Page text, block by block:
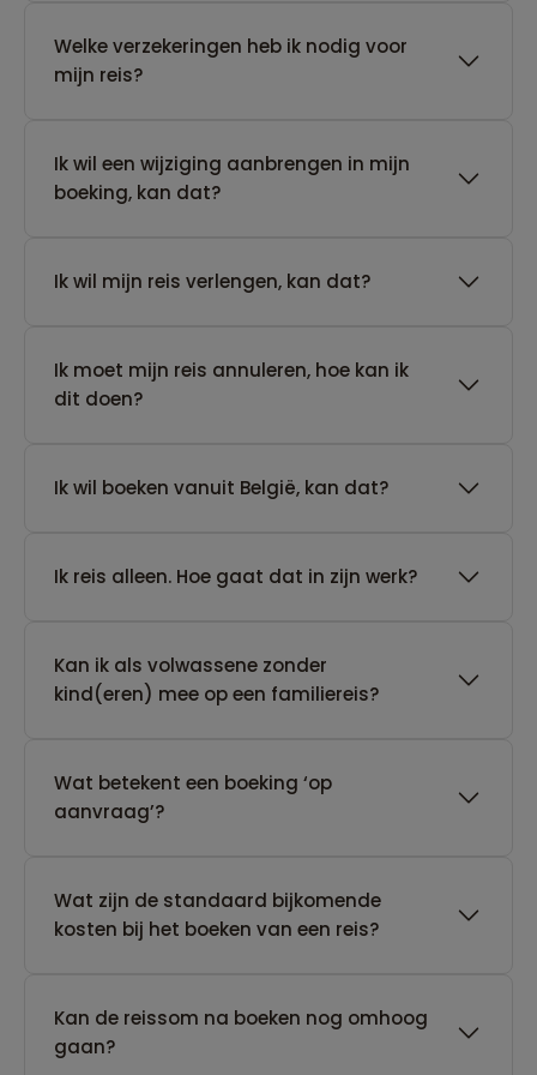
Welke verzekeringen heb ik nodig voor
mijn reis?
Ik wil een wijziging aanbrengen in mijn
boeking, kan dat?
Ik wil mijn reis verlengen, kan dat?
Ik moet mijn reis annuleren, hoe kan ik
dit doen?
Ik wil boeken vanuit België, kan dat?
​Ik reis alleen. Hoe gaat dat in zijn werk?
Kan ik als volwassene zonder
kind(eren) mee op een familiereis?
Wat betekent een boeking ‘op
aanvraag’?
Wat zijn de standaard bijkomende
kosten bij het boeken van een reis?
Kan de reissom na boeken nog omhoog
gaan?